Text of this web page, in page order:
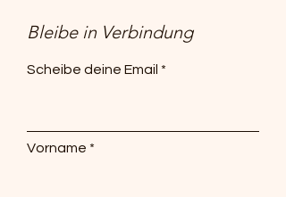
Bleibe in Verbindung
Scheibe deine Email
Vorname